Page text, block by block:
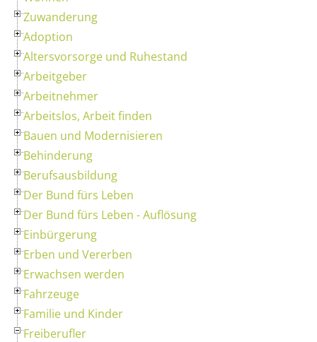
Zuwanderung
Adoption
Altersvorsorge und Ruhestand
Arbeitgeber
Arbeitnehmer
Arbeitslos, Arbeit finden
Bauen und Modernisieren
Behinderung
Berufsausbildung
Der Bund fürs Leben
Der Bund fürs Leben - Auflösung
Einbürgerung
Erben und Vererben
Erwachsen werden
Fahrzeuge
Familie und Kinder
Freiberufler